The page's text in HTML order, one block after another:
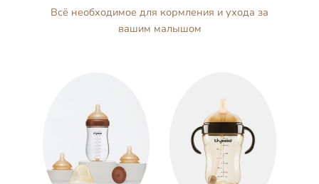
Всё необходимое для кормления и ухода за
вашим малышом